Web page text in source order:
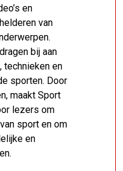
en
van
bij aan
technieken en
sporten. Door
maakt Sport
lezers om
sport en om
en